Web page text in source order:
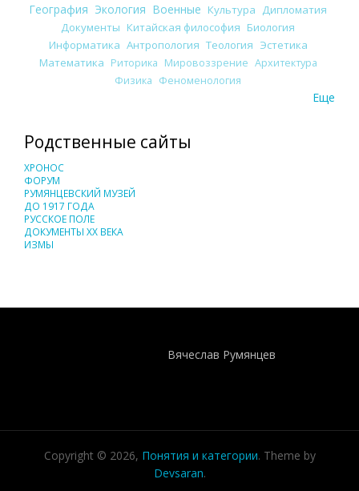
География Экология Военные Культура
Дипломатия
Документы Китайская философия Биология
Информатика Антропология Теология Эстетика
Математика Риторика Мировоззрение Архитектура
Физика Феноменология
Еще
Родственные сайты
ХРОНОС
ФОРУМ
РУМЯНЦЕВСКИЙ МУЗЕЙ
ДО 1917 ГОДА
РУССКОЕ ПОЛЕ
ДОКУМЕНТЫ XX ВЕКА
ИЗМЫ
Вячеслав Румянцев
Copyright © 2026, Понятия и категории. Theme by
Devsaran.